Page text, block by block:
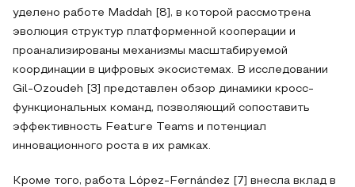
уделено работе Maddah [8], в которой рассмотрена
эволюция структур платформенной кооперации и
проанализированы механизмы масштабируемой
координации в цифровых экосистемах. В исследовании
Gil-Ozoudeh [3] представлен обзор динамики кросс-
функциональных команд, позволяющий сопоставить
эффективность Feature Teams и потенциал
инновационного роста в их рамках.
Кроме того, работа López-Fernández [7] внесла вклад в